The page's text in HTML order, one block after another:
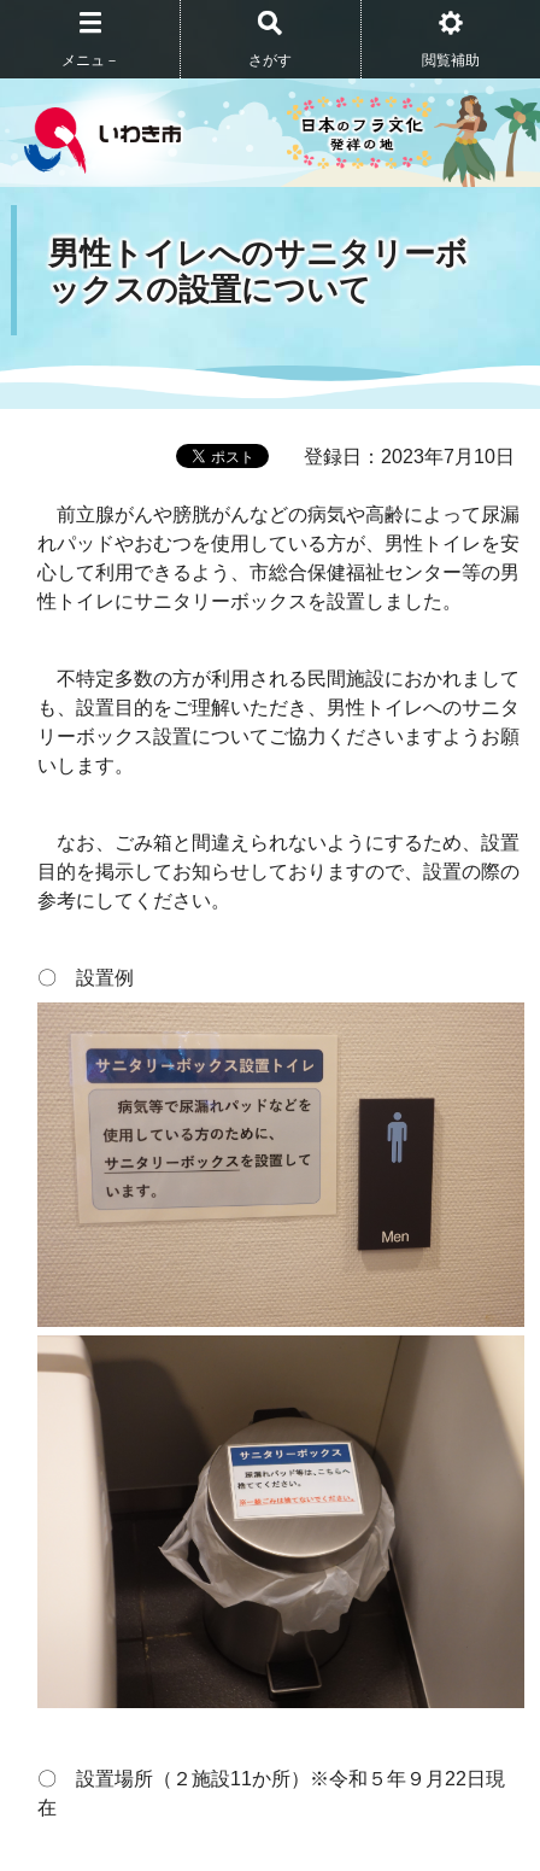
メニュ－ さがす 閲覧補助
男性トイレへのサニタリーボ
ックスの設置について
登録日：2023年7月10日
前立腺がんや膀胱がんなどの病気や高齢によって尿漏
れパッドやおむつを使用している方が、男性トイレを安
心して利用できるよう、市総合保健福祉センター等の男
性トイレにサニタリーボックスを設置しました。
不特定多数の方が利用される民間施設におかれまして
も、設置目的をご理解いただき、男性トイレへのサニタ
リーボックス設置についてご協力くださいますようお願
いします。
なお、ごみ箱と間違えられないようにするため、設置
目的を掲示してお知らせしておりますので、設置の際の
参考にしてください。
〇 設置例
〇 設置場所（２施設11か所）※令和５年９月22日現
在